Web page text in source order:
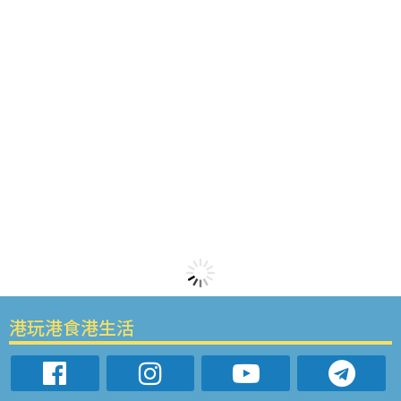
港玩港食港生活